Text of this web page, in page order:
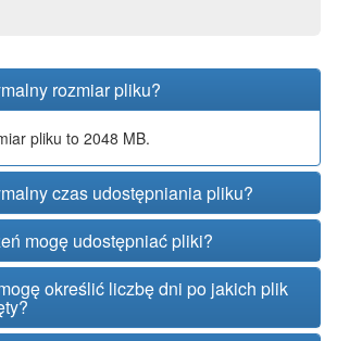
rozmiar pliku?
pliku to 2048 MB.
czas udostępniania pliku?
mogę udostępniać pliki?
określić liczbę dni po jakich plik